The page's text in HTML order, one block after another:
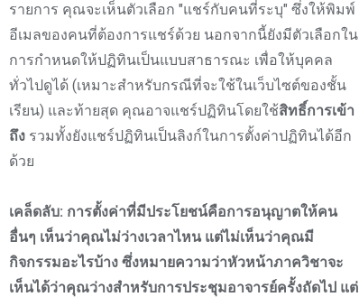
รายการ คุณจะเห็นตัวเลือก "แชร์กับคนที่ระบุ" ซึ่งให้พิมพ์
อีเมลของคนที่ต้องการแชร์ด้วย นอกจากนี้ยังมีตัวเลือกใน
การกำหนดให้ปฏิทินเป็นแบบสาธารณะ เพื่อให้บุคคล
ทั่วไปดูได้ (เหมาะสำหรับกรณีที่จะใช้ในเว็บไซต์ของชั้น
เรียน) และท้ายสุด คุณอาจแชร์ปฏิทินโดยใช้สิทธิ์การเข้า
ถึง รวมทั้งยังแชร์ปฏิทินเป็นลิงก์ในการตั้งค่าปฏิทินได้อีก
ด้วย
เคล็ดลับ: การตั้งค่าที่มีประโยชน์คือการอนุญาตให้คน
อื่นๆ เห็นว่าคุณไม่ว่างเวลาไหน แต่ไม่เห็นว่าคุณมี
กิจกรรมอะไรบ้าง ซึ่งหมายความว่าหัวหน้าภาควิชาจะ
เห็นได้ว่าคุณว่างสำหรับการประชุมอาจารย์ครั้งถัดไป แต่